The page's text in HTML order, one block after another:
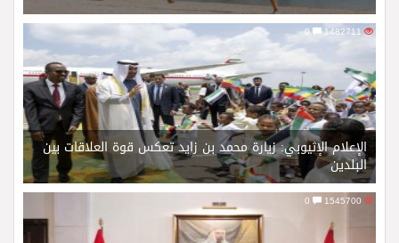
1482711
0
الإعلام الإثيوبي: زيارة محمد بن زايد تعكس قوة العلاقات بين
البلدين